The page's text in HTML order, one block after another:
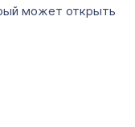
может открыть